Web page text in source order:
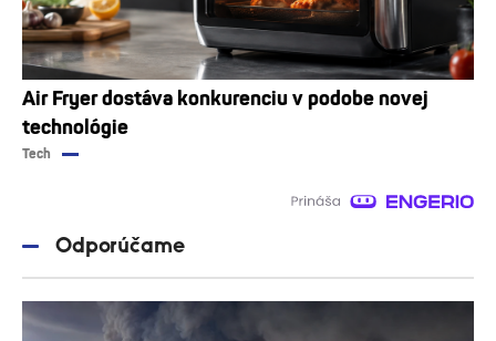
Air Fryer dostáva konkurenciu v podobe novej
technológie
Tech
Odporúčame